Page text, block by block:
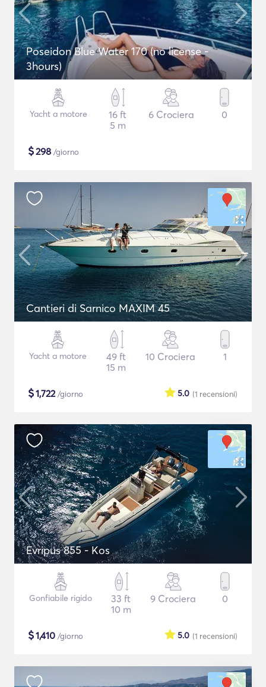
Poseidon Blue Water 170 (no license -
3hours)
Yacht a motore
16 ft
5 m
6 Crociera 0
$298 /giorno
Cantieri di Sarnico MAXIM 45
Yacht a motore
49 ft
15 m
10 Crociera 1
$1,722/giorno (1 recensioni)
5.0
Evripus 855 - Kos
Gonfiabile rigido
33 ft
10 m
9 Crociera 0
$1,410 /giorno (1 recensioni)
5.0